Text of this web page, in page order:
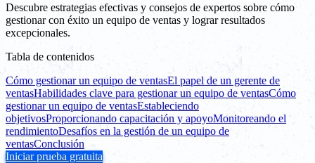
Descubre estrategias efectivas y consejos de expertos sobre cómo
gestionar con éxito un equipo de ventas y lograr resultados
excepcionales.
Tabla de contenidos
Cómo gestionar un equipo de ventasEl papel de un gerente de
ventasHabilidades clave para gestionar un equipo de ventasCómo
gestionar un equipo de ventasEstableciendo
objetivosProporcionando capacitación y apoyoMonitoreando el
rendimientoDesafíos en la gestión de un equipo de
ventasConclusión
Iniciar prueba gratuita